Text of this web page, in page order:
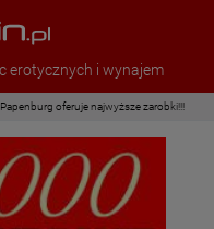
erotycznych i wynajem
oferuje najwyższe zarobki!!!